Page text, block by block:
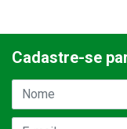
Cadastre-se